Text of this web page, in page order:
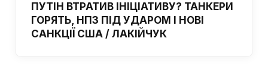
ПУТІН ВТРАТИВ ІНІЦІАТИВУ? ТАНКЕРИ
ГОРЯТЬ, НПЗ ПІД УДАРОМ І НОВІ
САНКЦІЇ США / ЛАКІЙЧУК